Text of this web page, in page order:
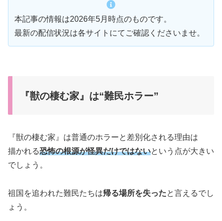
本記事の情報は2026年5月時点のものです。
最新の配信状況は各サイトにてご確認くださいませ。
『獣の棲む家』は“難民ホラー”
『獣の棲む家』は普通のホラーと差別化される理由は
描かれる恐怖の根源が怪異だけではないという点が大きい
でしょう。
祖国を追われた難民たちは帰る場所を失ったと言えるでし
ょう。